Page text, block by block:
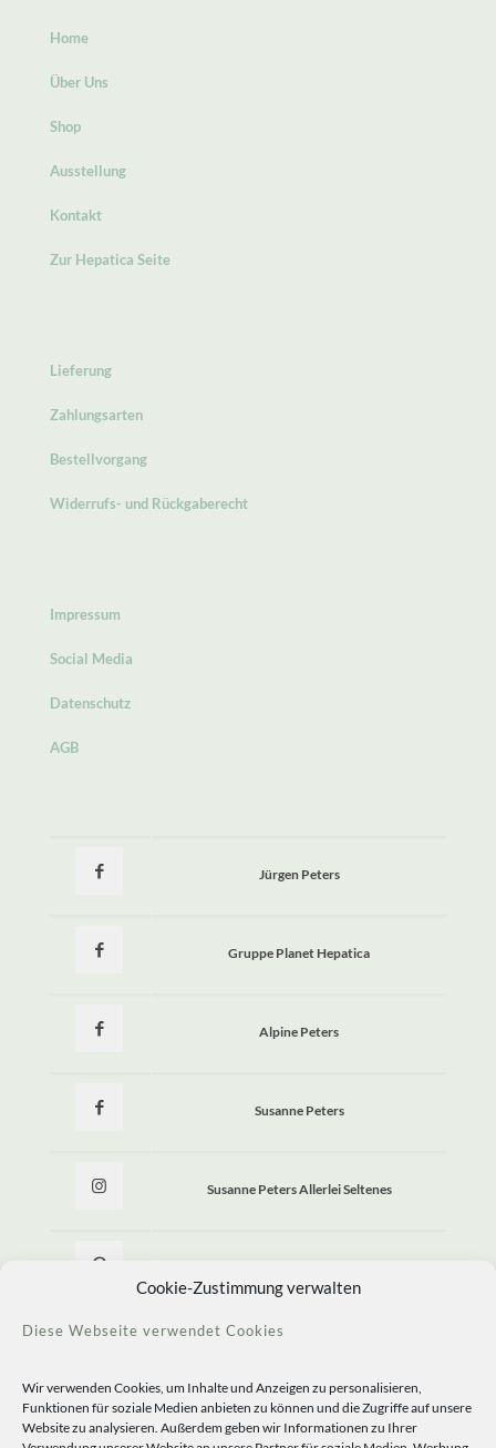
Cookie-Zustimmung verwalten
Diese Webseite verwendet Cookies
Wir verwenden Cookies, um Inhalte und Anzeigen zu personalisieren,
Funktionen für soziale Medien anbieten zu können und die Zugriffe auf unsere
Website zu analysieren. Außerdem geben wir Informationen zu Ihrer
Home
Über Uns
Shop
Ausstellung
Kontakt
Zur Hepatica Seite
Lieferung
Zahlungsarten
Bestellvorgang
Widerrufs- und Rückgaberecht
Impressum
Social Media
Datenschutz
AGB
Jürgen Peters
Gruppe Planet Hepatica
Alpine Peters
Susanne Peters
Susanne Peters Allerlei Seltenes